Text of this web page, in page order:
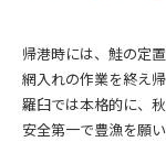
帰港時には、鮭の定
網入れの作業を終え帰
羅臼では本格的に、
安全第一で豊漁を願い